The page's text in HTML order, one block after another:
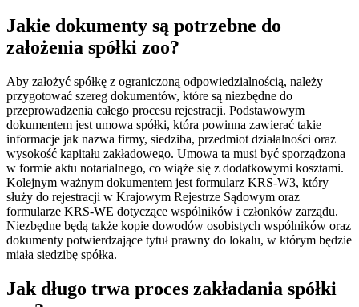
Jakie dokumenty są potrzebne do
założenia spółki zoo?
Aby założyć spółkę z ograniczoną odpowiedzialnością, należy
przygotować szereg dokumentów, które są niezbędne do
przeprowadzenia całego procesu rejestracji. Podstawowym
dokumentem jest umowa spółki, która powinna zawierać takie
informacje jak nazwa firmy, siedziba, przedmiot działalności oraz
wysokość kapitału zakładowego. Umowa ta musi być sporządzona
w formie aktu notarialnego, co wiąże się z dodatkowymi kosztami.
Kolejnym ważnym dokumentem jest formularz KRS-W3, który
służy do rejestracji w Krajowym Rejestrze Sądowym oraz
formularze KRS-WE dotyczące wspólników i członków zarządu.
Niezbędne będą także kopie dowodów osobistych wspólników oraz
dokumenty potwierdzające tytuł prawny do lokalu, w którym będzie
miała siedzibę spółka.
Jak długo trwa proces zakładania spółki